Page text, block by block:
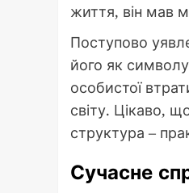
життя, він мав
Поступово
його як
особистої
світу. Цікаво,
структура –
Сучасне